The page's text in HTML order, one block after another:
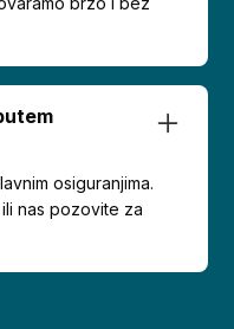
osiguranjima.
nas pozovite za